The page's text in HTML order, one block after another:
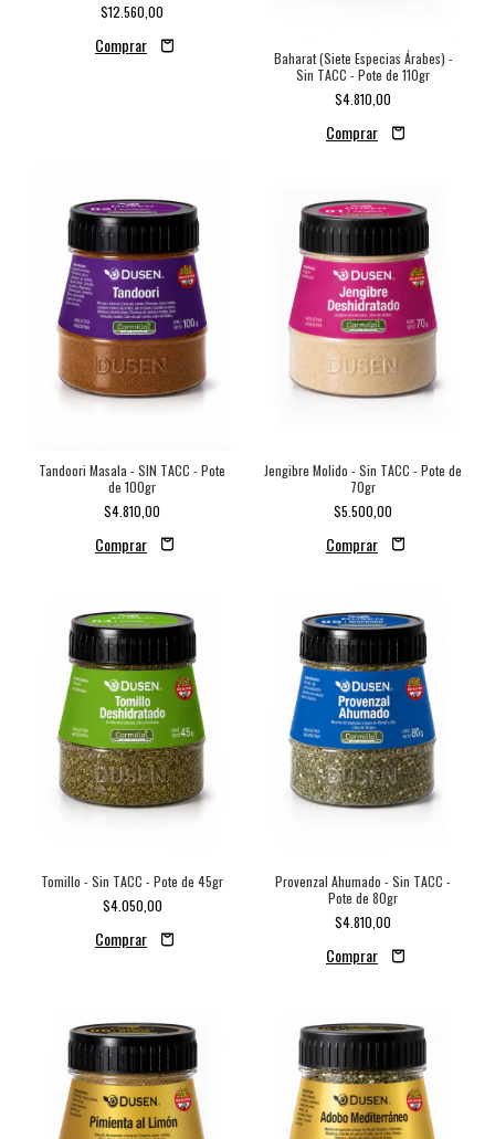
$12.560,00
Baharat (Siete Especias Árabes) -
Sin TACC - Pote de 110gr
$4.810,00
Tandoori Masala - SIN TACC - Pote
de 100gr
$4.810,00
Jengibre Molido - Sin TACC - Pote de
70gr
$5.500,00
Tomillo - Sin TACC - Pote de 45gr
$4.050,00
Provenzal Ahumado - Sin TACC -
Pote de 80gr
$4.810,00